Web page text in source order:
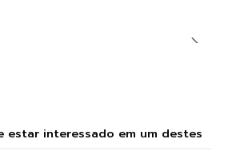
estar interessado em um destes